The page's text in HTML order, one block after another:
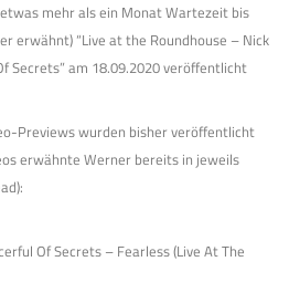
mehr als ein Monat Wartezeit bis
erwähnt) “Live at the Roundhouse – Nick
Secrets” am 18.09.2020 veröffentlicht
Previews wurden bisher veröffentlicht
erwähnte Werner bereits in jeweils
Of Secrets – Fearless (Live At The